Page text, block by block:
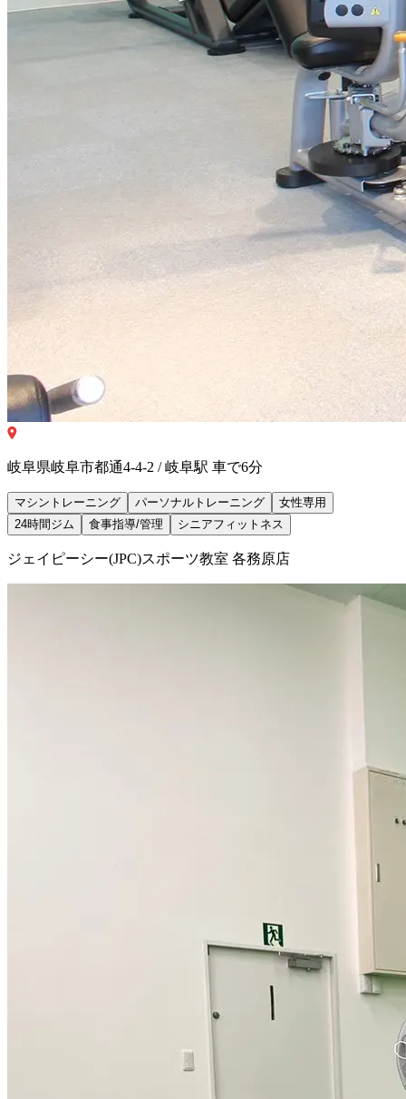
岐阜県岐阜市都通4-4-2 / 岐阜駅 車で6分
マシントレーニング パーソナルトレーニング
女性専用
24時間ジム
食事指導/管理 シニアフィットネス
ジェイピーシー(JPC)スポーツ教室 各務原店